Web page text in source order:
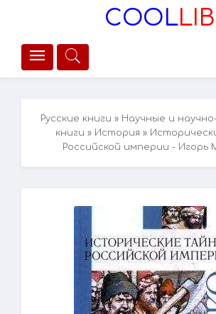
COOLLIB
Русские книги » Научные и
книги » История »
Российской империи - Игорь